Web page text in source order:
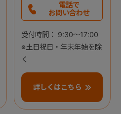
電話で
お問い合わせ
受付時間： 9:30～17:00
※土日祝日・年末年始を除
く
詳しくはこちら